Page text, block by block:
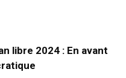
libre 2024 : En avant